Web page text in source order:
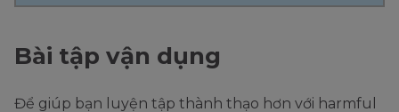
Bài tập vận dụng
Để giúp bạn luyện tập thành thạo hơn với harmful